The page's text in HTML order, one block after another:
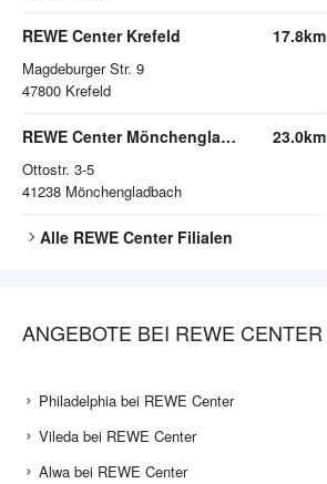
REWE Center Krefeld
Magdeburger Str. 9
47800 Krefeld
17.8km
REWE Center Mönchengladbach
Ottostr. 3-5
41238 Mönchengladbach
23.0km
Alle REWE CenterFilialen
ANGEBOTE BEI REWE CENTER
Philadelphia bei REWE Center
Vileda bei REWE Center
Alwa bei REWE Center